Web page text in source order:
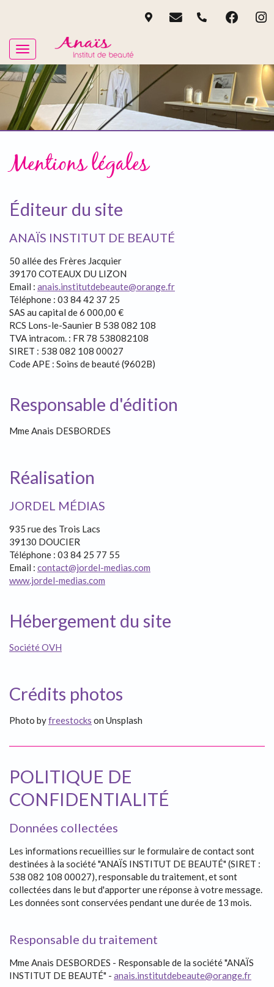
Mentions légales
Éditeur du site
ANAÏS INSTITUT DE BEAUTÉ
50 allée des Frères Jacquier
39170 COTEAUX DU LIZON
Email : anais.institutdebeaute@orange.fr
Téléphone : 03 84 42 37 25
SAS au capital de 6 000,00 €
RCS Lons-le-Saunier B 538 082 108
TVA intracom. : FR 78 538082108
SIRET : 538 082 108 00027
Code APE : Soins de beauté (9602B)
Responsable d'édition
Mme Anais DESBORDES
Réalisation
JORDEL MÉDIAS
935 rue des Trois Lacs
39130 DOUCIER
Téléphone : 03 84 25 77 55
Email : contact@jordel-medias.com
www.jordel-medias.com
Hébergement du site
Société OVH
Crédits photos
Photo byfreestocks on Unsplash
POLITIQUE DE
CONFIDENTIALITÉ
Données collectées
Les informations recueillies sur le formulaire de contact sont
destinées à la société "ANAÏS INSTITUT DE BEAUTÉ" (SIRET :
538 082 108 00027), responsable du traitement, et sont
collectées dans le but d'apporter une réponse à votre message.
Les données sont conservées pendant une durée de 13 mois.
Responsable du traitement
Mme Anais DESBORDES - Responsable de la société "ANAÏS
INSTITUT DE BEAUTÉ" - anais.institutdebeaute@orange.fr